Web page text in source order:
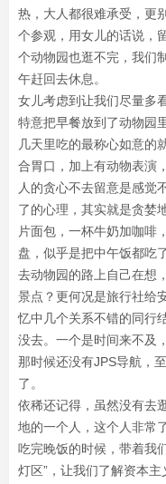
热，大人都很难承受，更
个参观，用女儿的话说，
个动物园也逛不完，我们
午赶回去休息。
女儿考虑到让我们尽量多
特意把早餐放到了动物园
几天里吃的最称心如意的
合胃口，加上有动物表演
人的贪心不去留意是感觉
了的心理，其实就是贪婪
片面包，一杯牛奶加咖啡
盘，似乎是把中午饭都吃了
去动物园的路上自己在想
景点？更何况是旅行社给
忆中几个关系不错的同行
没去。一个是时间来不及
那时候还没有JPS导航，
了。
依稀还记得，虽然没有去
地的一个人，这个人非常
吃完晚饭的时候，带着我
灯区”，让我们了解资本